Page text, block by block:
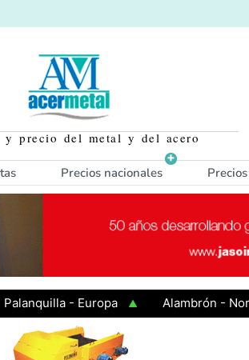
y precio del metal y del acero
Precios nacionales
- Europa
Alambrón - Norte